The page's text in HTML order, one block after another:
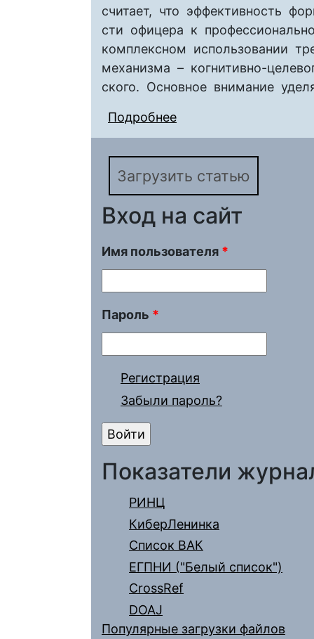
считает, что эффективность
сти офицера к
комплексном использовании
механизма – когнитивно-
ского. Основное внимание
Подробнее
ЛИЧНОСТИ
РОССИИ К
Загрузить статью
Вход на сайт
Имя пользователя *
Пароль *
Регистрация
Забыли пароль?
Показатели
РИНЦ
КиберЛенинка
Список ВАК
ЕГПНИ ("Белый список")
CrossRef
DOAJ
Популярные загрузки файлов